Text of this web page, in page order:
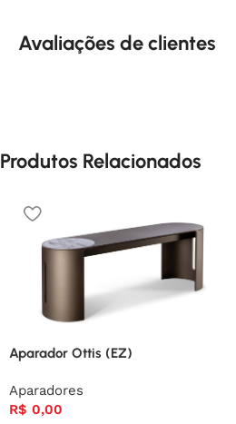
Avaliações de clientes
Produtos Relacionados
Aparador Ottis (EZ)
Aparadores
R$ 0,00